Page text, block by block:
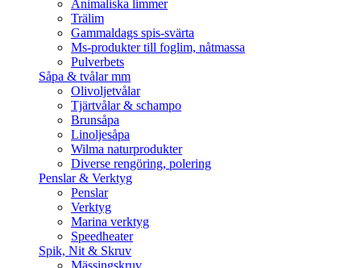
Animaliska limmer
Trälim
Gammaldags spis-svärta
Ms-produkter till foglim, nåtmassa
Pulverbets
Såpa & tvålar mm
Olivoljetvålar
Tjärtvålar & schampo
Brunsåpa
Linoljesåpa
Wilma naturprodukter
Diverse rengöring, polering
Penslar & Verktyg
Penslar
Verktyg
Marina verktyg
Speedheater
Spik, Nit & Skruv
Mässingskruv